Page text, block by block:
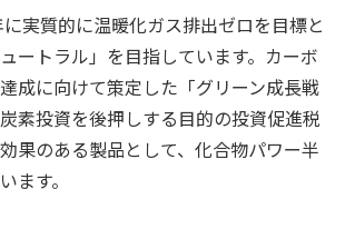
実質的に温暖化ガス排出ゼロを目標と
ートラル」を目指しています。カーボ
成に向けて策定した「グリーン成長戦
素投資を後押しする目的の投資促進税
果のある製品として、化合物パワー半
ます。